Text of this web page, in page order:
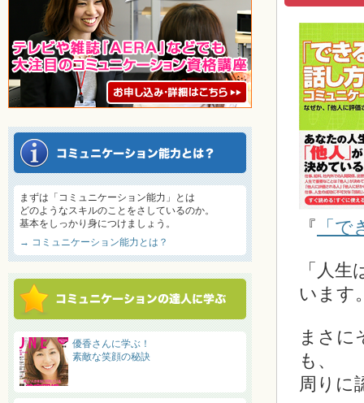
『 「
「人
います
まさに
も、
周りに
まずは「コミュニケーション能力」とは
どのようなスキルのことをさしているのか。
基本をしっかり身につけましょう。
→ コミュニケーション能力とは？
優香さんに学ぶ！
素敵な笑顔の秘訣